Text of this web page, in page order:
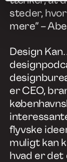
steder,
mere” –
Design
er CEO,
flyvske
muligt kan
hvad er det